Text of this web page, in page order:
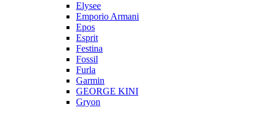
Elysee
Emporio Armani
Epos
Esprit
Festina
Fossil
Furla
Garmin
GEORGE KINI
Gryon